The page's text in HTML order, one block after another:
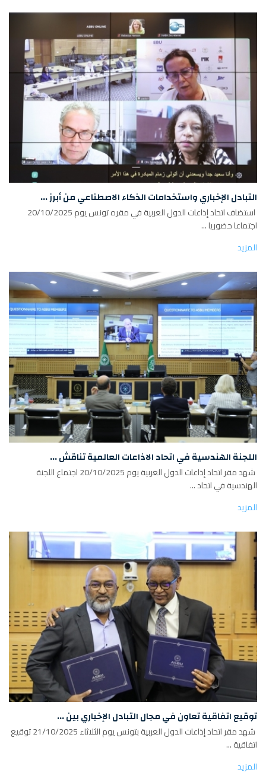
التبادل الإخباري واستخدامات الذكاء الاصطناعي من أبرز ...
اجتماعا حضوريا ...
المزيد
اللجنة الهندسية في اتحاد الاذاعات العالمية تناقش ...
شهد مقر اتحاد إذاعات الدول العربية يوم 20/10/2025 اجتماع اللجنة
الهندسية في اتحاد ...
المزيد
توقيع اتفاقية تعاون في مجال التبادل الإخباري بين ...
شهد مقر اتحاد إذاعات الدول العربية بتونس يوم الثلاثاء 21/10/2025 توقيع
اتفاقية ...
المزيد